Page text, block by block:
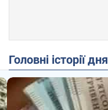
Головні історії дня